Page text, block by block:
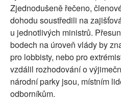
Zjednodušeně řečeno,
dohodu soustředili na
u jednotlivých ministrů.
bodech na úroveň vlády by
pro lobbisty, nebo pro
vzdálil rozhodování o
národní parky jsou, místním
odborníkům.